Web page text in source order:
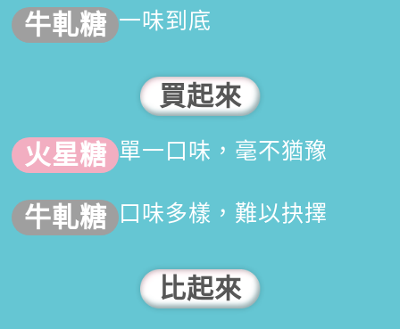
一味到底
買起來
單一口味，毫不猶豫
口味多樣，難以抉擇
比起來